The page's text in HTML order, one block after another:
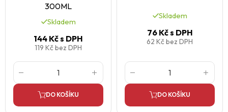
300ML
Skladem
144 Kčs DPH
119 Kčbez DPH
DO KOŠÍKU
Skladem
76 Kčs DPH
62 Kčbez DPH
DO KOŠÍKU